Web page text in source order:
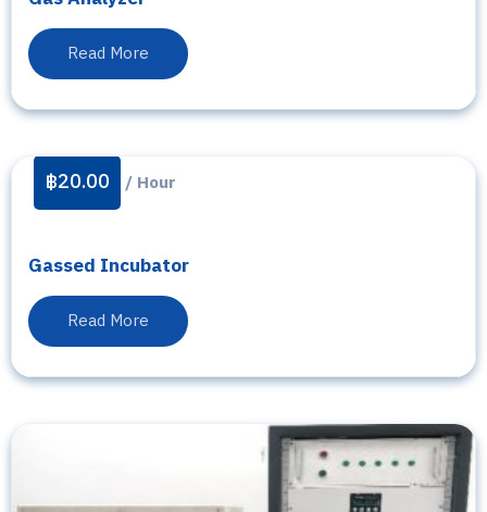
Read More
฿20.00 / Hour
Gassed Incubator
Read More